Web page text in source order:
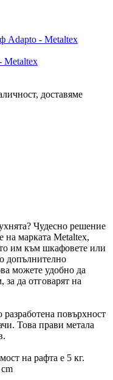
Adapto - Metaltex
Metaltex
доставяме
Чудесно решение
на марката Metaltex,
им към шкафовете или
допълнително
можете удобно да
да отговарят на
повърхност
Това прави метала
на рафта е 5 кг.